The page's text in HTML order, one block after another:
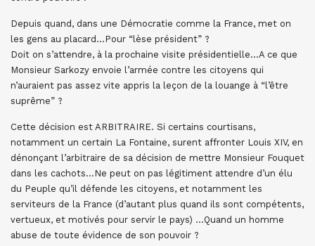
Depuis quand, dans une Démocratie comme la France, met on
les gens au placard…Pour “lèse président” ?
Doit on s’attendre, à la prochaine visite présidentielle…A ce que
Monsieur Sarkozy envoie l’armée contre les citoyens qui
n’auraient pas assez vite appris la leçon de la louange à “l’être
suprême” ?
Cette décision est ARBITRAIRE. Si certains courtisans,
notamment un certain La Fontaine, surent affronter Louis XIV, en
dénonçant l’arbitraire de sa décision de mettre Monsieur Fouquet
dans les cachots…Ne peut on pas légitiment attendre d’un élu
du Peuple qu’il défende les citoyens, et notamment les
serviteurs de la France (d’autant plus quand ils sont compétents,
vertueux, et motivés pour servir le pays) …Quand un homme
abuse de toute évidence de son pouvoir ?